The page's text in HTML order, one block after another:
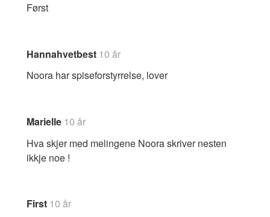
Først
Hannahvetbest 10 år
Noora har spiseforstyrrelse, lover
Marielle 10 år
Hva skjer med melingene Noora skriver nesten
ikkje noe !
First 10 år